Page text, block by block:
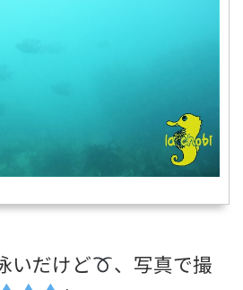
いだけど
、写真で撮